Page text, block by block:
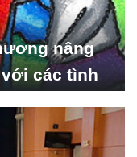
nâng
các tình